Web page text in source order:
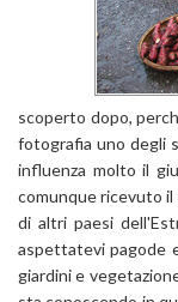
scoperto dopo,
fotografia uno degli
influenza molto il
comunque ricevuto il
di altri paesi
aspettatevi pagode
giardini e